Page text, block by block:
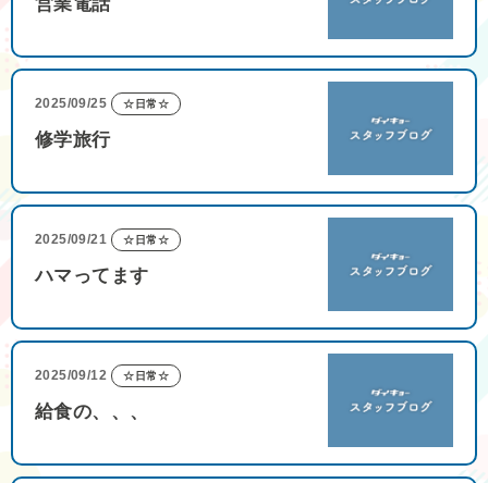
2025/09/25 ☆日常☆
修学旅行
2025/09/21 ☆日常☆
ハマってます
2025/09/12 ☆日常☆
給食の、、、